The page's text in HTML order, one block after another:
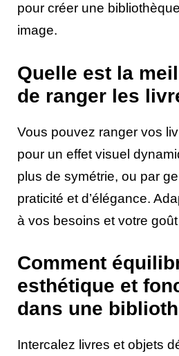
pour créer une
image.
Quelle est la
de ranger les
Vous pouvez ranger vos
pour un effet visuel
plus de symétrie, ou par
praticité et d’élégance.
à vos besoins et votre
Comment
esthétique et
dans une
Intercalez livres et objets